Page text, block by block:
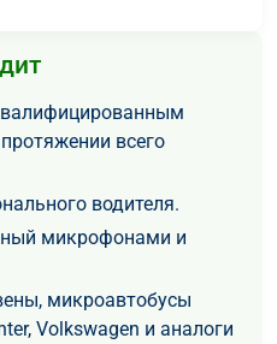
всего
водителя.
микрофонами и
микроавтобусы
Volkswagen и аналоги